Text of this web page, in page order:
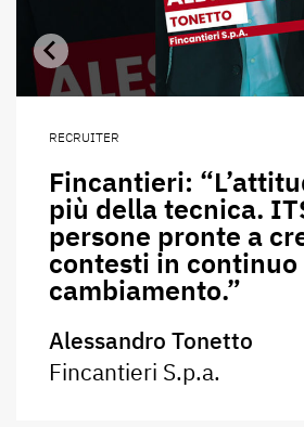
RECRUITER
Fincantieri:
più della tecnica.
persone pronte a
contesti in continuo
cambiamento.”
Alessandro Tonetto
Fincantieri S.p.a.